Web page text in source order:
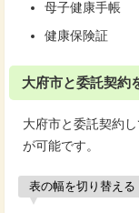
母子健康手帳
健康保険証
大府市と委託契約
大府市と委託契約
が可能です。
表の幅を切り替える